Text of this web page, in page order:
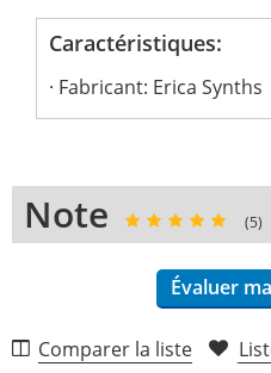
Caractéristiques:
Fabricant: Erica Synths
Note (5)
Évaluer
5
Comparer la liste